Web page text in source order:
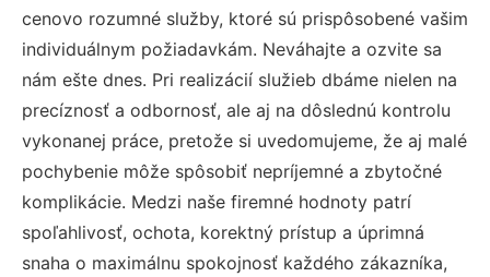
cenovo rozumné služby, ktoré sú prispôsobené vašim
individuálnym požiadavkám. Neváhajte a ozvite sa
nám ešte dnes. Pri realizácií služieb dbáme nielen na
precíznosť a odbornosť, ale aj na dôslednú kontrolu
vykonanej práce, pretože si uvedomujeme, že aj malé
pochybenie môže spôsobiť nepríjemné a zbytočné
komplikácie. Medzi naše firemné hodnoty patrí
spoľahlivosť, ochota, korektný prístup a úprimná
snaha o maximálnu spokojnosť každého zákazníka,